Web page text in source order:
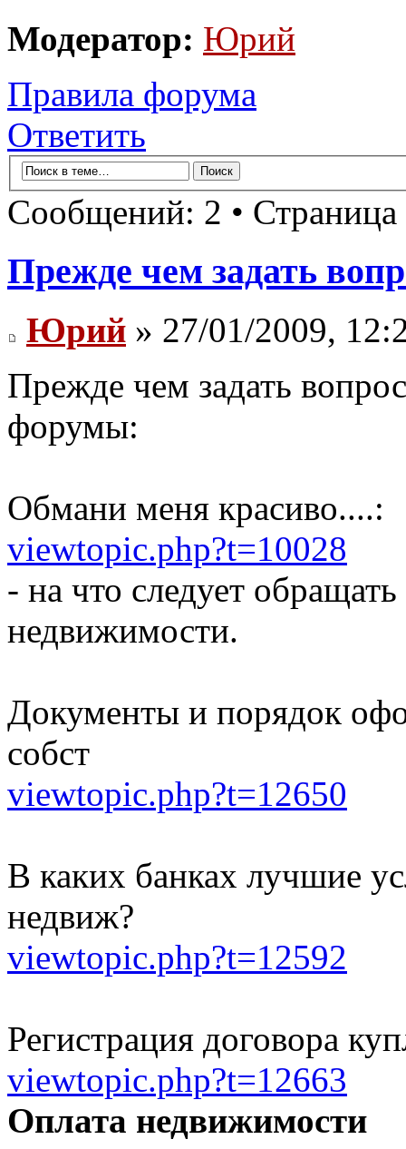
Модератор: Юрий
Правила форума
Ответить
Сообщений: 2 • Страница
Прежде чем задать
Юрий » 27/01/2009,
Прежде чем задать
форумы:
Обмани меня красиво....:
viewtopic.php?t=10028
- на что следует
недвижимости.
Документы и порядок
собст
viewtopic.php?t=12650
В каких банках лучшие
недвиж?
viewtopic.php?t=12592
Регистрация договора
viewtopic.php?t=12663
Оплата недвижимости